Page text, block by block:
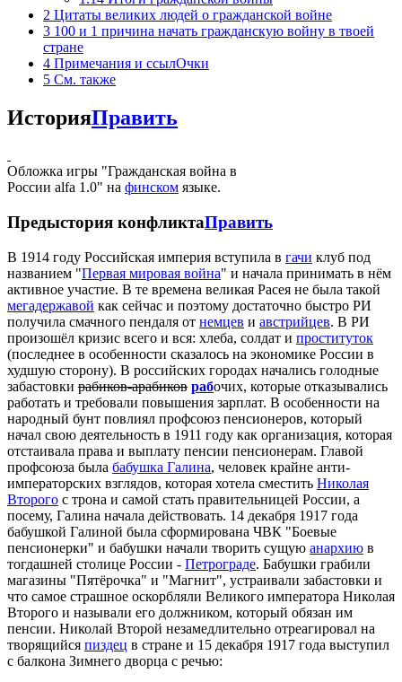
2 Цитаты великих людей о гражданской войне
3 100 и 1 причина начать гражданскую войну в твоей
стране
4 Примечания и ссылОчки
5 См. также
ИсторияПравить
Обложка игры "Гражданская война в
России alfa 1.0" на финском языке.
Предыстория конфликтаПравить
В 1914 году Российская империя вступила в гачи клуб под
названием "Первая мировая война" и начала принимать в нём
активное участие. В те времена великая Расея не была такой
мегадержавой как сейчас и поэтому достаточно быстро РИ
получила смачного пендаля от немцев и австрийцев. В РИ
произошёл кризис всего и вся: хлеба, солдат и проституток
(последнее в особенности сказалось на экономике России в
худшую сторону). В российских городах начались голодные
забастовки рабиков-арабиков рабочих, которые отказывались
работать и требовали повышения зарплат. В особенности на
народный бунт повлиял профсоюз пенсионеров, который
начал свою деятельность в 1911 году как организация, которая
отстаивала права и выплату пенсии пенсионерам. Главой
профсоюза была бабушка Галина, человек крайне анти-
императорских взглядов, которая хотела сместить Николая
Второго с трона и самой стать правительницей России, а
посему, Галина начала действовать. 14 декабря 1917 года
бабушкой Галиной была сформирована ЧВК "Боевые
пенсионерки" и бабушки начали творить сущую анархию в
тогдашней столице России - Петрограде. Бабушки грабили
магазины "Пятёрочка" и "Магнит", устраивали забастовки и
что самое страшное оскорбляли Великого императора Николая
Второго и называли его должником, который обязан им
пенсии. Николай Второй незамедлительно отреагировал на
творящийся пиздец в стране и 15 декабря 1917 года выступил
с балкона Зимнего дворца с речью: